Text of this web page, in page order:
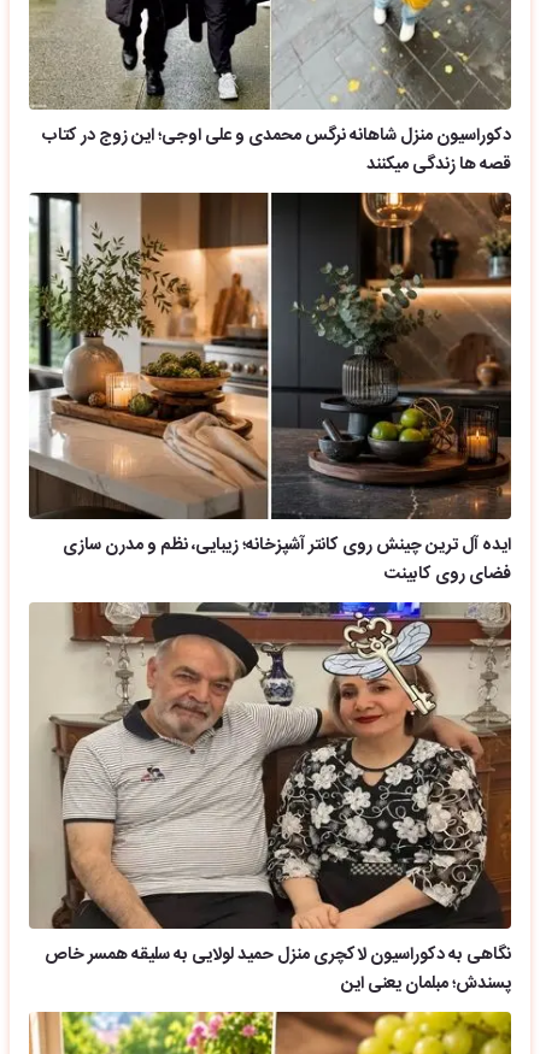
دکوراسیون منزل شاهانه نرگس محمدی و علی اوجی؛ این زوج در کتاب
قصه ها زندگی میکنند
ایده آل ترین چینش روی کانتر آشپزخانه؛ زیبایی، نظم و مدرن سازی
فضای روی کابینت
نگاهی به دکوراسیون لاکچری منزل حمید لولایی به سلیقه همسر خاص
پسندش؛ مبلمان یعنی این